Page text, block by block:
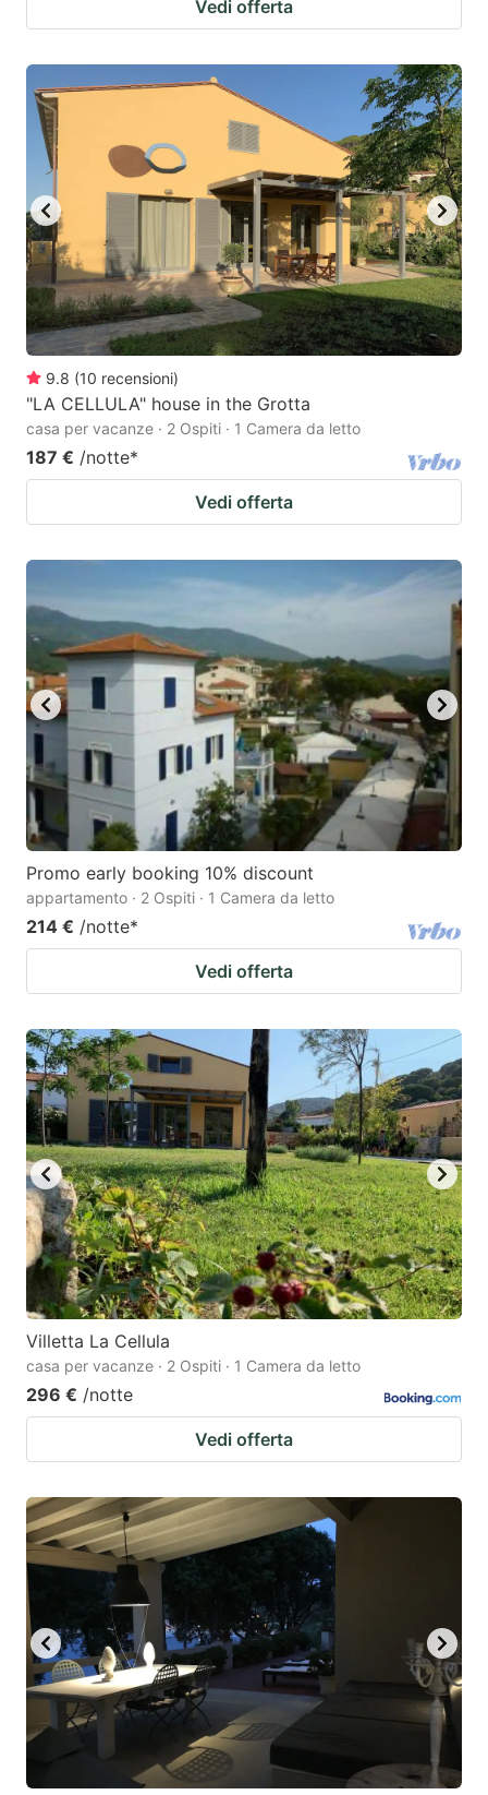
Vedi offerta
9.8 (10 recensioni)
"LA CELLULA" house in the Grotta
casa per vacanze · 2 Ospiti · 1 Camera da letto
187 € /notte*
Vedi offerta
Promo early booking 10% discount
appartamento · 2 Ospiti · 1 Camera da letto
214 € /notte*
Vedi offerta
Villetta La Cellula
casa per vacanze · 2 Ospiti · 1 Camera da letto
296 € /notte
Vedi offerta